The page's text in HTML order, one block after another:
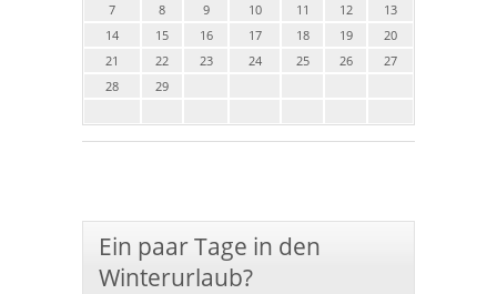
7
8 9 10 11 12
13
14
15 16 17 18 19
20
21
22 23 24 25 26
27
28
29
Ein paar Tage in den
Winterurlaub?